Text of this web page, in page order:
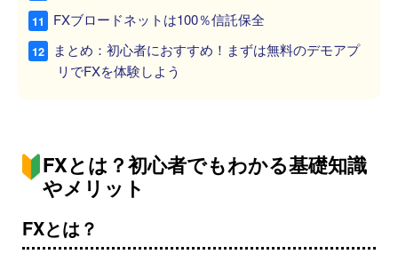
FXブロードネットは100％信託保全
まとめ：初心者におすすめ！まずは無料のデモアプ
リでFXを体験しよう
FXとは？初心者でもわかる基礎知識
やメリット
FXとは？